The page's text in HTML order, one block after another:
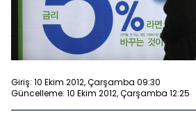
Giriş: 10 Ekim 2012, Çarşamba 09:30
Güncelleme: 10 Ekim 2012, Çarşamba 12:25